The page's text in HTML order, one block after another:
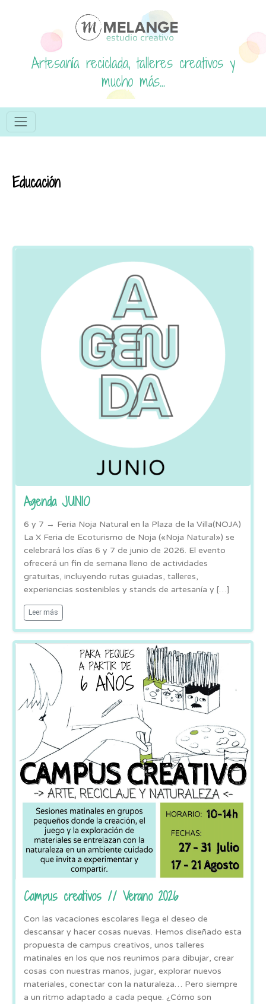
Artesanía reciclada, talleres creativos y
mucho más...
Educación
Agenda JUNIO
6 y 7 → Feria Noja Natural en la Plaza de la Villa(NOJA)
La X Feria de Ecoturismo de Noja («Noja Natural») se
celebrará los días 6 y 7 de junio de 2026. El evento
ofrecerá un fin de semana lleno de actividades
gratuitas, incluyendo rutas guiadas, talleres,
experiencias sostenibles y stands de artesanía y […]
Leer más
Campus creativos // Verano 2026
Con las vacaciones escolares llega el deseo de
descansar y hacer cosas nuevas. Hemos diseñado esta
propuesta de campus creativos, unos talleres
matinales en los que nos reunimos para dibujar, crear
cosas con nuestras manos, jugar, explorar nuevos
materiales, conectar con la naturaleza… Pero siempre
a un ritmo adaptado a cada peque. ¿Cómo son